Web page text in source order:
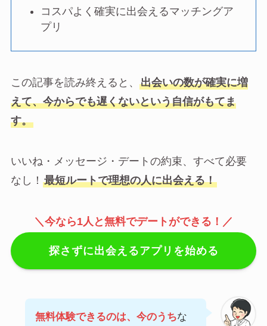
コスパよく確実に出会えるマッチングア
プリ
この記事を読み終えると、 出会いの数が確実に増
えて、今からでも遅くないという自信がもてま
す。
いいね・メッセージ・デートの約束、すべて必要
なし！ 最短ルートで理想の人に出会える！
＼今なら1人と無料でデートができる！／
探さずに出会えるアプリを始める
無料体験できるのは、今のうちな